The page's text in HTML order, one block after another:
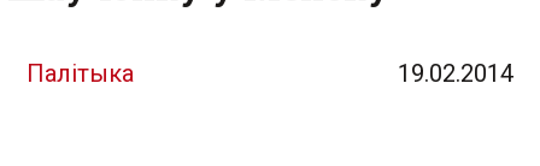
Палітыка 19.02.2014